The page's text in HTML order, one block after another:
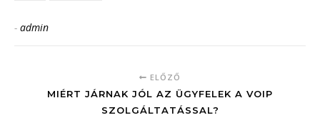
- admin
ELŐZŐ
MIÉRT JÁRNAK JÓL AZ ÜGYFELEK A VOIP
SZOLGÁLTATÁSSAL?